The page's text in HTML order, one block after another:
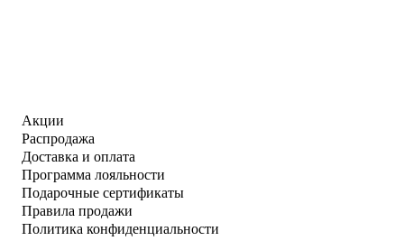
Акции
Распродажа
Доставка и оплата
Программа лояльности
Подарочные сертификаты
Правила продажи
Политика конфиденциальности